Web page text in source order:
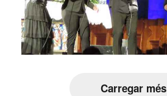
Carregar més